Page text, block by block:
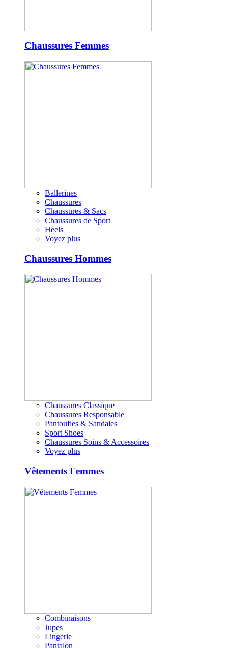
Chaussures Femmes
Ballerines
Chaussures
Chaussures & Sacs
Chaussures de Sport
Heels
Voyez plus
Chaussures Hommes
Chaussures Classique
Chaussures Responsable
Pantoufles & Sandales
Sport Shoes
Chaussures Soins & Accessoires
Voyez plus
Vêtements Femmes
Combinaisons
Jupes
Lingerie
Pantalon